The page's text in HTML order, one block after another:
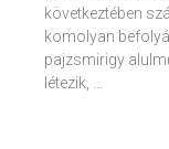
következtében
komolyan
pajzsmirigy
létezik, …